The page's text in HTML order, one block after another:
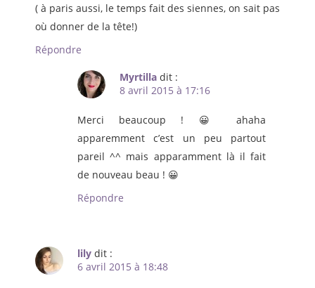
( à paris aussi, le temps fait des siennes, on sait pas
où donner de la tête!)
Répondre
Myrtilla dit :
8 avril 2015 à 17:16
Merci beaucoup ! 😀 ahaha
apparemment c’est un peu partout
pareil ^^ mais apparamment là il fait
de nouveau beau ! 😀
Répondre
lily dit :
6 avril 2015 à 18:48